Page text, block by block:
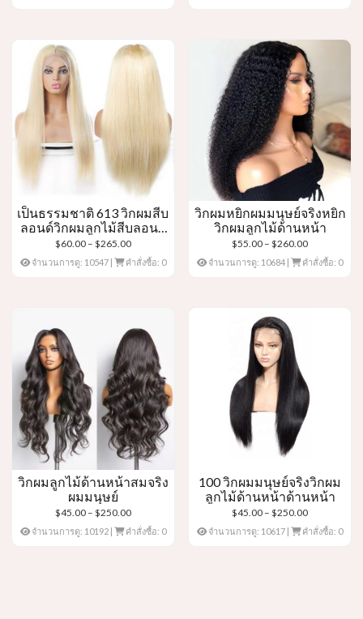
เป็นธรรมชาติ 613 วิกผมสีบ
ลอนด์วิกผมลูกไม้สีบลอนด์
ด้านหน้าวิกผม
$60.00 – $265.00ช่วง
ราคา:
จำนวนการดู: 10547| คำสั่งซื้อ: 0
วิกผมหยิกผมมนุษย์จริงหยิก
วิกผมลูกไม้ด้านหน้า
$55.00 – $260.00ช่วง
ราคา:
จำนวนการดู: 10684 คำสั่งซื้อ: 0
วิกผมลูกไม้ด้านหน้าสมจริง
ผมมนุษย์
$45.00 – $250.00ช่วง
ราคา:
จำนวนการดู: 10192| คำสั่งซื้อ: 0
100 วิกผมมนุษย์จริงวิกผม
ลูกไม้ด้านหน้าด้านหน้า
$45.00 – $250.00ช่วง
ราคา:
จำนวนการดู: 10617 | คำสั่งซื้อ: 0